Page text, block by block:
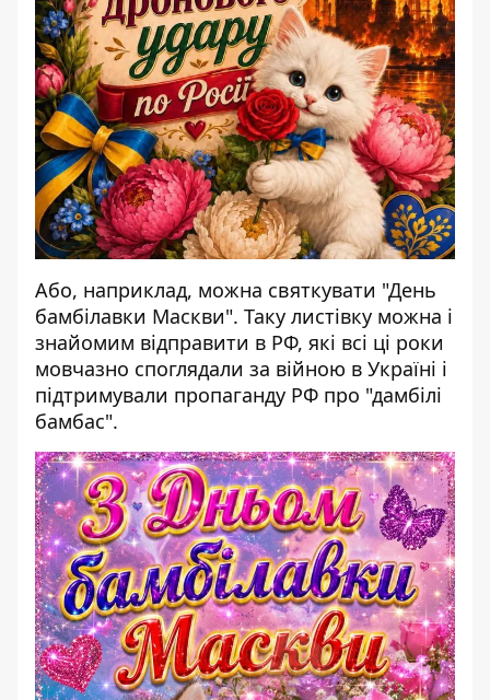
Або, наприклад, можна святкувати "День
бамбілавки Маскви". Таку листівку можна і
знайомим відправити в РФ, які всі ці роки
мовчазно споглядали за війною в Україні і
підтримували пропаганду РФ про "дамбілі
бамбас".